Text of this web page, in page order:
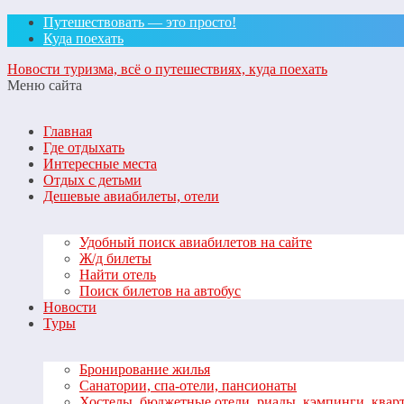
Путешествовать — это просто!
Куда поехать
Новости туризма, всё о путешествиях, куда поехать
Меню сайта
Главная
Где отдыхать
Интересные места
Отдых с детьми
Дешевые авиабилеты, отели
Удобный поиск авиабилетов на сайте
Ж/д билеты
Найти отель
Поиск билетов на автобус
Новости
Туры
Бронирование жилья
Санатории, спа-отели, пансионаты